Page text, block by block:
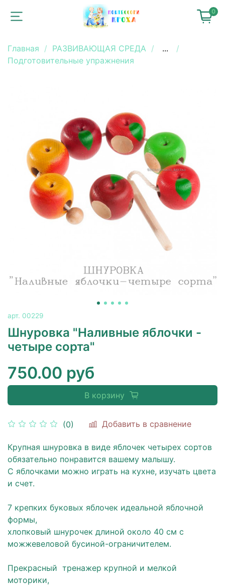
0
Главная РАЗВИВАЮЩАЯ СРЕДА
...
Подготовительные упражнения
арт. 00229
Шнуровка "Наливные яблочки -
четыре сорта"
(0) Добавить в сравнение
750.00 руб
В корзину
Крупная шнуровка в виде яблочек четырех сортов
обязательно понравится вашему малышу.
С яблочками можно играть на кухне, изучать цвета
и счет.
7 крепких буковых яблочек идеальной яблочной
формы,
хлопковый шнурочек длиной около 40 см с
можжевеловой бусиной-ограничителем.
Прекрасный тренажер крупной и мелкой
моторики,